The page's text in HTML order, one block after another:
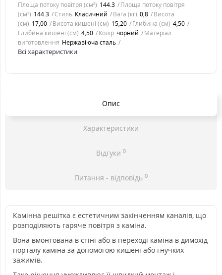
Площа потоку повітря (см²) 144.3
Площа потоку повітря
(см²) 144.3 Стиль Класичний Вага (кг) 0,8
Висота
(см) 17,00 Висота кишені (см) 15,20 Глибина (см) 4,50
Глибина кишені (см) 4,50 Колір чорний
Матеріал
виготовлення Нержавіюча сталь
Всі характеристики
Опис
Характеристики
Відгуки 0
Питання - відповідь 0
Камінна решітка є естетичним закінченням каналів, що
розподіляють гаряче повітря з каміна.
Вона вмонтована в стіні або в переході каміна в димохід
порталу каміна за допомогою кишені або гнучких
зажимів.